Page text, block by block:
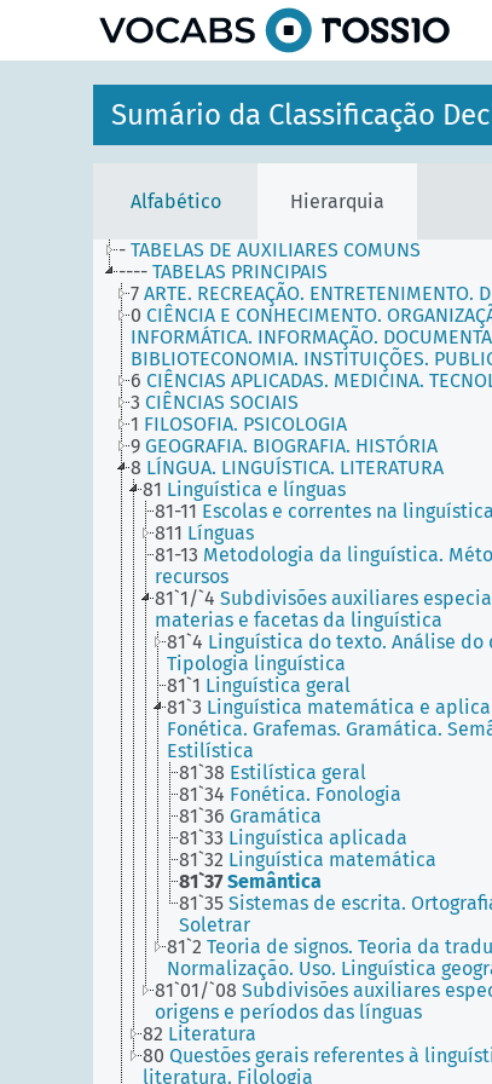
Sumário da Classificação
Alfabético Hierarquia
- TABELAS DE AUXILIARES COMUNS
---- TABELAS PRINCIPAIS
7 ARTE. RECREAÇÃO. ENTRETENIMENTO.
0 CIÊNCIA E CONHECIMENTO.
INFORMÁTICA. INFORMAÇÃO.
BIBLIOTECONOMIA. INSTITUIÇÕES.
6 CIÊNCIAS APLICADAS. MEDICINA.
3 CIÊNCIAS SOCIAIS
1 FILOSOFIA. PSICOLOGIA
9 GEOGRAFIA. BIOGRAFIA. HISTÓRIA
8 LÍNGUA. LINGUÍSTICA. LITERATURA
81 Linguística e línguas
81-11 Escolas e correntes na linguística
811 Línguas
81-13 Metodologia da linguística.
recursos
81`1/`4 Subdivisões auxiliares
materias e facetas da linguística
81`4 Linguística do texto. Análise do
Tipologia linguística
81`1 Linguística geral
81`3 Linguística matemática e
Fonética. Grafemas. Gramática.
Estilística
81`38 Estilística geral
81`34 Fonética. Fonologia
81`36 Gramática
81`33 Linguística aplicada
81`32 Linguística matemática
81`37 Semântica
81`35 Sistemas de escrita.
Soletrar
81`2 Teoria de signos. Teoria da
Normalização. Uso. Linguística
81`01/`08 Subdivisões auxiliares
origens e períodos das línguas
82 Literatura
80 Questões gerais referentes à
literatura. Filologia